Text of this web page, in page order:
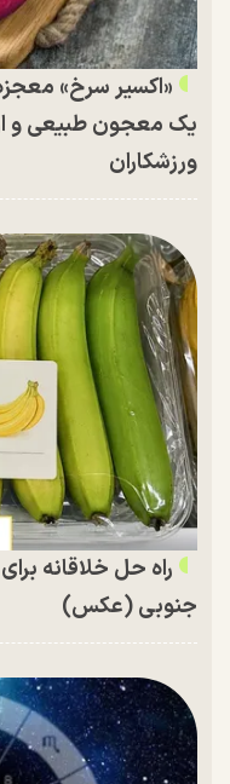
«اکسیر سرخ»
یک معجون طبیعی و
ورزشکاران
راه حل خلاقانه
جنوبی (عکس)